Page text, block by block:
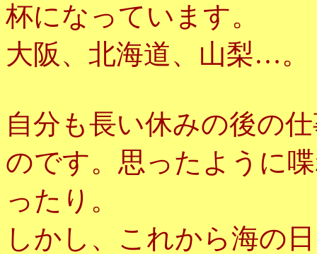
杯になっています。
大阪、北海道、山梨…。
自分も長い休みの後の
のです。思ったように
ったり。
しかし、これから海の